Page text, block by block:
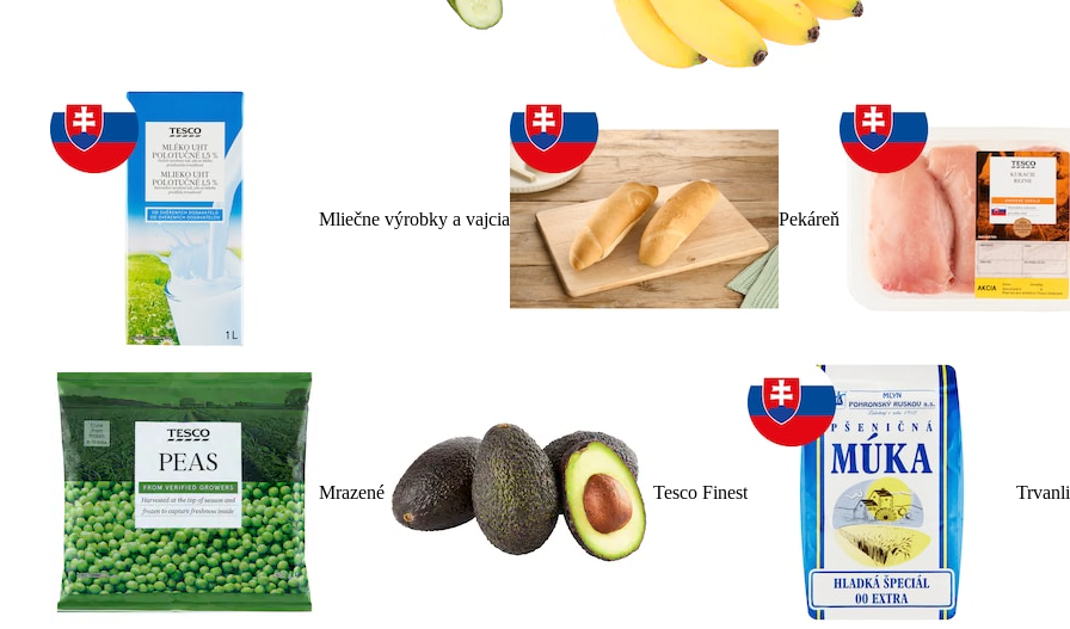
Mliečne výrobky a vajcia Pekáreň
Mrazené Tesco Finest